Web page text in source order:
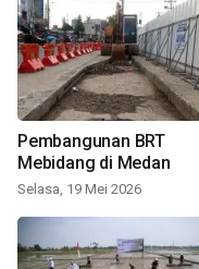
Pembangunan BRT
Mebidang di Medan
Selasa, 19 Mei 2026